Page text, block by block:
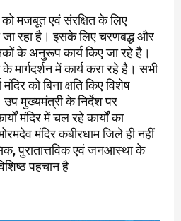
मजबूत एवं संरक्षित के लिए
जा रहा है। इसके लिए चरणबद्ध और
के अनुरूप कार्य किए जा रहे है।
मार्गदर्शन में कार्य करा रहे है। सभी
को बिना क्षति किए विशेष
मुख्यमंत्री के निर्देश पर
मंदिर में चल रहे कार्यों का
मंदिर कबीरधाम जिले ही नहीं
पुरातात्तविक एवं जनआस्था के
पहचान है